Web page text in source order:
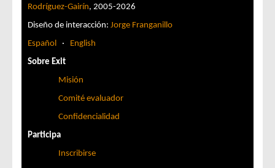
Rodríguez-Gairín, 2005-2026
Diseño de interacción: Jorge Franganillo
Español
·
English
Sobre Exit
Misión
Comité evaluador
Confidencialidad
Participa
Inscribirse